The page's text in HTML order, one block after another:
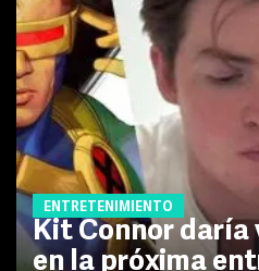
ENTRETENIMIENTO
Kit Connor daría
en la próxima